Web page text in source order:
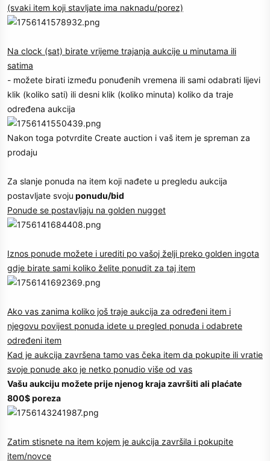
(svaki item koji stavljate ima naknadu/porez)
Na clock (sat) birate vrijeme trajanja aukcije u minutama ili
satima
- možete birati između ponuđenih vremena ili sami odabrati lijevi
klik (koliko sati) ili desni klik (koliko minuta) koliko da traje
određena aukcija
Nakon toga potvrdite Create auction i vaš item je spreman za
prodaju
Za slanje ponuda na item koji nađete u pregledu aukcija
postavljate svoju ponudu/bid
Ponude se postavljaju na golden nugget
Iznos ponude možete i urediti po vašoj želji preko golden ingota
gdje birate sami koliko želite ponudit za taj item
Ako vas zanima koliko još traje aukcija za određeni item i
njegovu povijest ponuda idete u pregled ponuda i odabrete
određeni item
Kad je aukcija završena tamo vas čeka item da pokupite ili vratie
svoje ponude ako je netko ponudio više od vas
Vašu aukciju možete prije njenog kraja završiti ali plaćate
800$ poreza
Zatim stisnete na item kojem je aukcija završila i pokupite
item/novce